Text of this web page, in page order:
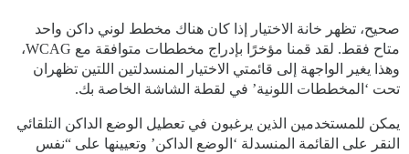
صحيح، تظهر خانة الاختيار إذا كان هناك مخطط لوني داكن واحد
متاح فقط. لقد قمنا مؤخرًا بإدراج مخططات متوافقة مع WCAG،
وهذا يغير الواجهة إلى قائمتي الاختيار المنسدلتين اللتين تظهران
تحت ‘المخططات اللونية’ في لقطة الشاشة الخاصة بك.
يمكن للمستخدمين الذين يرغبون في تعطيل الوضع الداكن التلقائي
النقر على القائمة المنسدلة ‘الوضع الداكن’ وتعيينها على “نفس